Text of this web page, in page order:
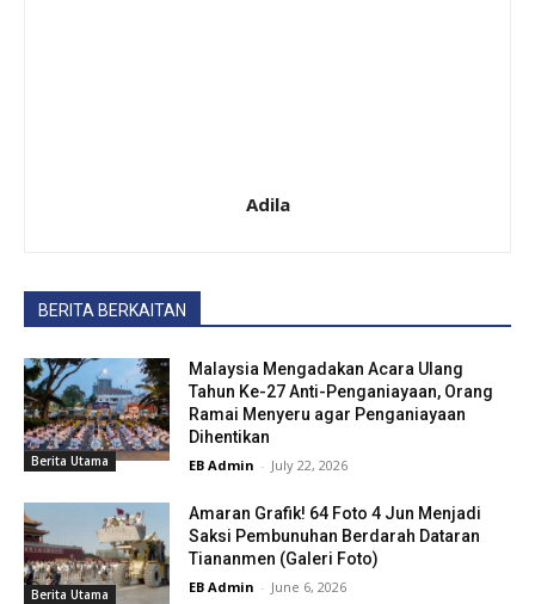
Adila
BERITA BERKAITAN
Berita Utama
Malaysia Mengadakan Acara Ulang
Tahun Ke-27 Anti-Penganiayaan, Orang
Ramai Menyeru agar Penganiayaan
Dihentikan
EB Admin - July 22, 2026
Berita Utama
Amaran Grafik! 64 Foto 4 Jun Menjadi
Saksi Pembunuhan Berdarah Dataran
Tiananmen (Galeri Foto)
EB Admin - June 6, 2026